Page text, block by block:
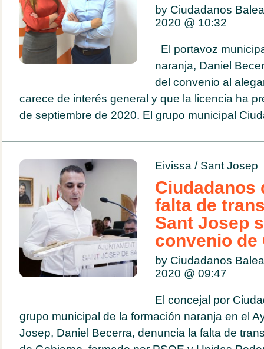
by Ciudadanos
2020 @ 10:32
El portavoz
naranja, Daniel
del convenio al
carece de interés general y que la licencia ha
de septiembre de 2020. El grupo municipal
Eivissa / Sant Josep
Ciudadanos
falta de
Sant Josep
convenio de
by Ciudadanos
2020 @ 09:47
El concejal por
grupo municipal de la formación naranja en el
Josep, Daniel Becerra, denuncia la falta de